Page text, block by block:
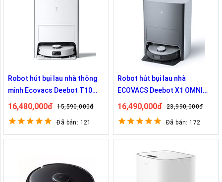
Robot hút bụi lau nhà thông
minh Ecovacs Deebot T10
Omni Bản Quốc Tế
16,480,000đ 15,590,000đ
Đã bán: 121
Robot hút bụi lau nhà
ECOVACS Deebot X1 OMNI
Bản Quốc Tế
16,490,000đ 23,990,000đ
Đã bán: 172